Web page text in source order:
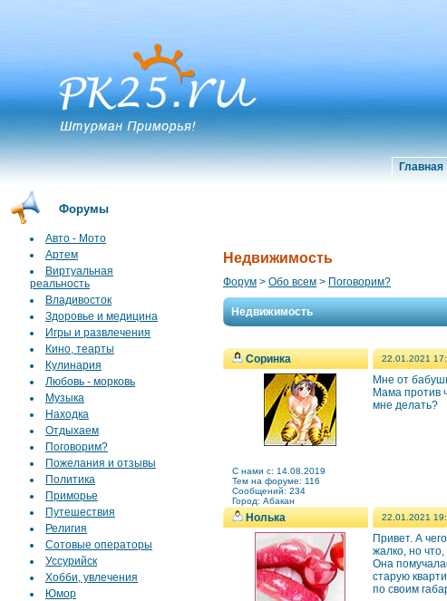
Главная
Форумы
Авто - Мото
Артем
Виртуальная
реальность
Владивосток
Здоровье и медицина
Игры и развлечения
Кино, теарты
Кулинария
Любовь - морковь
Музыка
Находка
Отдыхаем
Поговорим?
Пожелания и отзывы
Политика
Приморье
Путешествия
Религия
Сотовые операторы
Уссурийск
Хобби, увлечения
Юмор
Недвижимость
Форум > Обо всем > Поговорим?
Недвижимость
Соринка 22.01.2021
C нами с: 14.08.2019
Тем на форуме: 116
Сообщений: 234
Город: Абакан
Мне от
Мама против
мне делать?
Нолька 22.01.2021
Привет. А
жалко, но
Она
старую
по своим